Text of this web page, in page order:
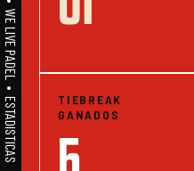
A1PADEL • WE LIVE PADEL • ESTADISTICAS
TIEBREAK
GANADOS